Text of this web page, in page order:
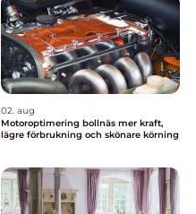
02. aug
Motoroptimering bollnäs mer kraft,
lägre förbrukning och skönare körning